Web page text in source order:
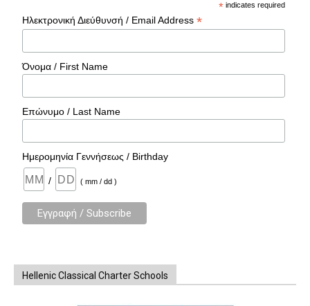
* indicates required
Ηλεκτρονική Διεύθυνσή / Email Address*
Όνομα / First Name
Επώνυμο / Last Name
Ημερομηνία Γεννήσεως / Birthday
/ ( mm / dd )
Hellenic Classical Charter Schools